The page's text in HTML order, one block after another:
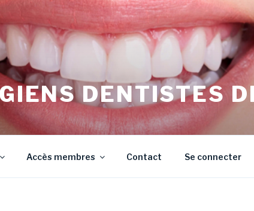
DENTISTES
Accès membres Contact Se connecter